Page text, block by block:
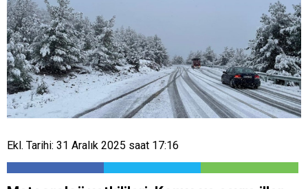
Ekl. Tarihi: 31 Aralık 2025 saat 17:16